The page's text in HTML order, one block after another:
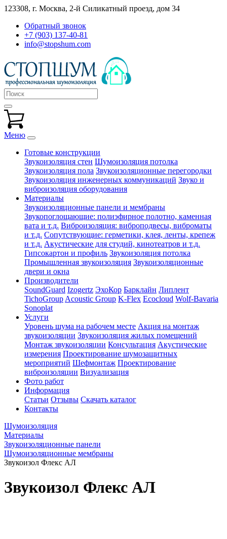
123308, г. Москва, 2-й Силикатный проезд, дом 34
Обратный звонок
+7 (903) 137-40-81
info@stopshum.com
Меню
Готовые конструкции
Звукоизоляция стен Шумоизоляция потолка
Звукоизоляция пола Звукоизоляционные перегородки
Звукоизоляция инженерных коммуникаций Звуко и
виброизоляция оборудования
Материалы
Звукоизоляционные панели и мембраны
Звукопоглощающие: полиэфирное полотно, каменная
вата и т.д. Виброизоляция: виброподвесы, виброматы
и т.д. Сопутствующие: герметики, клея, ленты, крепеж
и т.д. Акустические для студий, кинотеатров и т.д.
Гипсокартон и профиль Звукоизоляция потолка
Промышленная звукоизоляция Звукоизоляционные
двери и окна
Производители
SoundGuard Izogertz ЭхоКор Барклайн Липлент
TichoGroup Acoustic Group K-Flex Ecocloud Wolf-Bavaria
Sonoplat
Услуги
Уровень шума на рабочем месте Акция на монтаж
звукоизоляции Звукоизоляция жилых помещений
Монтаж звукоизоляции Консультация Акустические
измерения Проектирование шумозащитных
мероприятий Шефмонтаж Проектирование
виброизоляции Визуализация
Фото работ
Информация
Статьи Отзывы Скачать каталог
Контакты
Шумоизоляция
Материалы
Звукоизоляционные панели
Шумоизоляционные мембраны
Звукоизол Флекс АЛ
Звукоизол Флекс АЛ